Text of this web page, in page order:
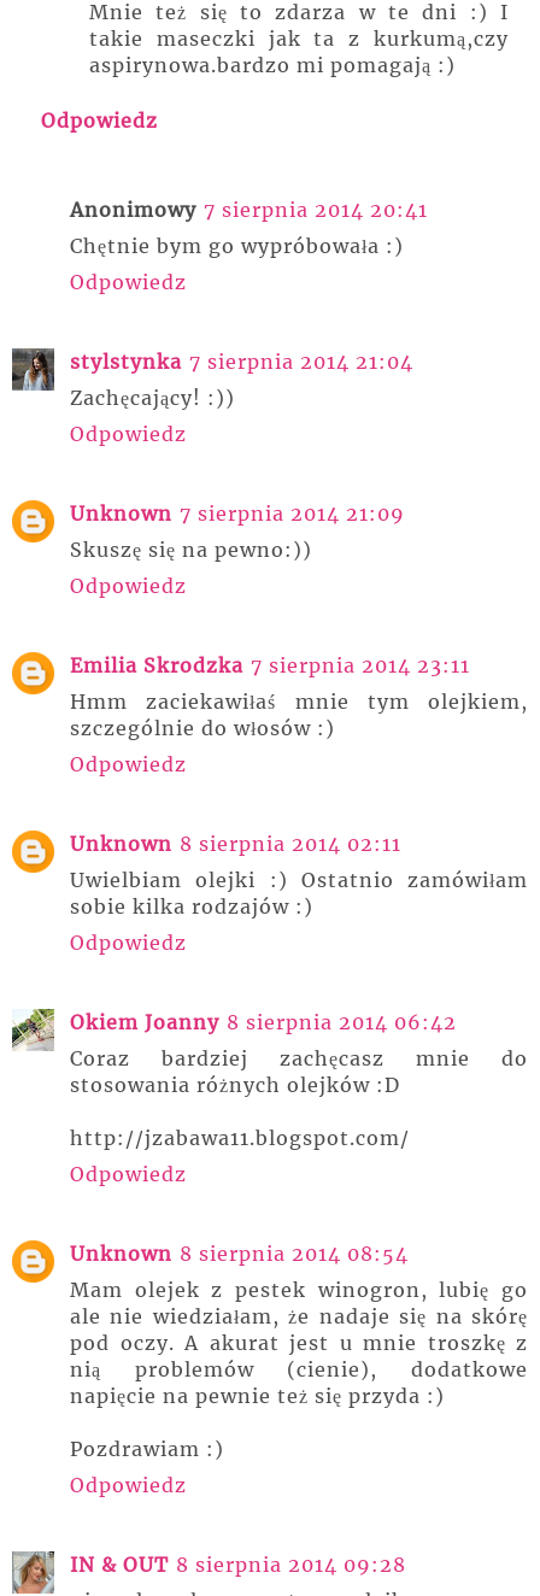
Mnie też się to zdarza w te dni :) I
takie maseczki jak ta z kurkumą,czy
aspirynowa.bardzo mi pomagają :)
Odpowiedz
Anonimowy 7 sierpnia 2014 20:41
Chętnie bym go wypróbowała :)
Odpowiedz
stylstynka 7 sierpnia 2014 21:04
Zachęcający! :))
Odpowiedz
Unknown 7 sierpnia 2014 21:09
Skuszę się na pewno:))
Odpowiedz
Emilia Skrodzka 7 sierpnia 2014 23:11
Hmm zaciekawiłaś mnie tym olejkiem,
szczególnie do włosów :)
Odpowiedz
Unknown 8 sierpnia 2014 02:11
Uwielbiam olejki :) Ostatnio zamówiłam
sobie kilka rodzajów :)
Odpowiedz
Okiem Joanny 8 sierpnia 2014 06:42
Coraz bardziej zachęcasz mnie do
stosowania różnych olejków :D
http://jzabawa11.blogspot.com/
Odpowiedz
Unknown 8 sierpnia 2014 08:54
Mam olejek z pestek winogron, lubię go
ale nie wiedziałam, że nadaje się na skórę
pod oczy. A akurat jest u mnie troszkę z
nią problemów (cienie), dodatkowe
napięcie na pewnie też się przyda :)
Pozdrawiam :)
Odpowiedz
IN & OUT 8 sierpnia 2014 09:28